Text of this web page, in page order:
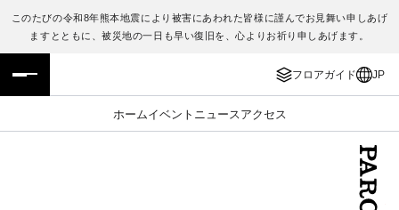
このたびの令和8年熊本地震により被害にあわれた皆様に謹んでお見舞い申しあげ
ますとともに、被災地の一日も早い復旧を、心よりお祈り申しあげます。
フロアガイド JP
ホームイベント ニュース アクセス
フロアガイド
施設案内・アクセス
ENGLISH
繁体字